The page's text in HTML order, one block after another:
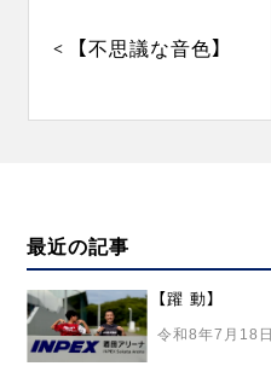
シ
【不思議な音色】
最近の記事
【躍 動】
令和8年7月18日